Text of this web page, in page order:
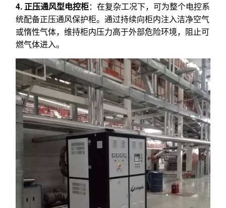
4. 正压通风型电控柜：在复杂工况下，可为整个电控系
统配备正压通风保护柜。通过持续向柜内注入洁净空气
或惰性气体，维持柜内压力高于外部危险环境，阻止可
燃气体进入。